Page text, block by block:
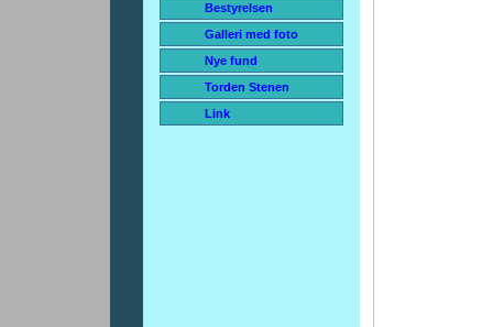
Bestyrelsen
Galleri med foto
Nye fund
Torden Stenen
Link